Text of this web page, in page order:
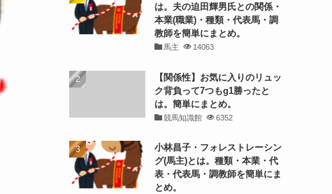
は。夫の迫田輝男氏との関係・
本業(職業)・種類・代表馬・調
教師を簡単にまとめ。
馬主 14063
【関係性】お気に入りのリュッ
ク背負って7つもg1勝ったと
は。簡単にまとめ。
競馬知識館 6352
小林昌子・フォレストレーシン
グ(馬主)とは。種類・本業・代
表・代表馬・調教師を簡単にま
とめ。